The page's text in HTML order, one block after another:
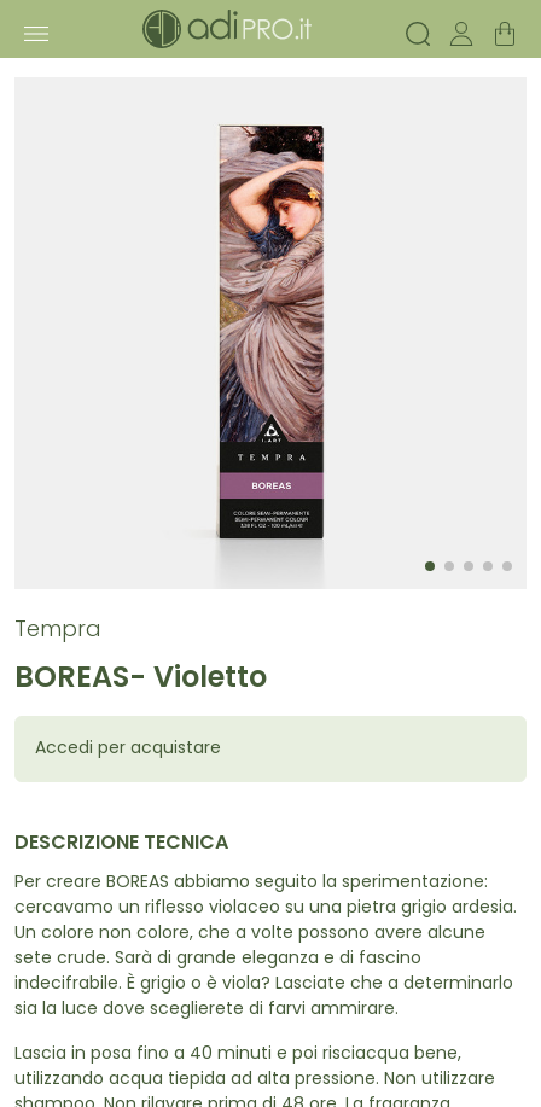
Tempra
BOREAS- Violetto
Accedi per acquistare
DESCRIZIONE TECNICA
Per creare BOREAS abbiamo seguito la sperimentazione:
cercavamo un riflesso violaceo su una pietra grigio ardesia.
Un colore non colore, che a volte possono avere alcune
sete crude. Sarà di grande eleganza e di fascino
indecifrabile. È grigio o è viola? Lasciate che a determinarlo
sia la luce dove sceglierete di farvi ammirare.
Lascia in posa fino a 40 minuti e poi risciacqua bene,
utilizzando acqua tiepida ad alta pressione. Non utilizzare